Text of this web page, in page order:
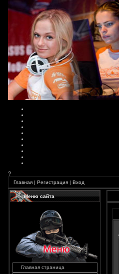
?
Главная | Регистрация | Вход
Меню сайта
Главная страница